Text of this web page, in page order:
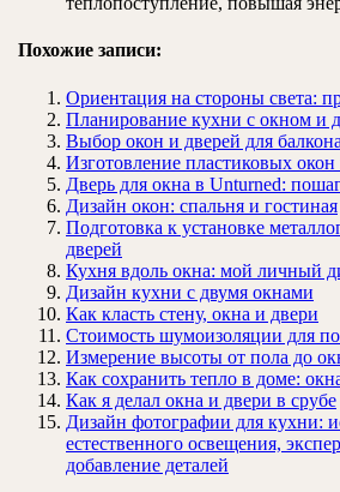
Похожие записи:
Ориентация на стороны света:
Планирование кухни с окном и
Выбор окон и дверей для балкона
Изготовление пластиковых
Дверь для окна в Unturned:
Дизайн окон: спальня и гостиная
Подготовка к установке
дверей
Кухня вдоль окна: мой личный
Дизайн кухни с двумя окнами
Как класть стену, окна и двери
Стоимость шумоизоляции для
Измерение высоты от пола до
Как сохранить тепло в доме:
Как я делал окна и двери в срубе
Дизайн фотографии для кухни:
естественного освещения,
добавление деталей